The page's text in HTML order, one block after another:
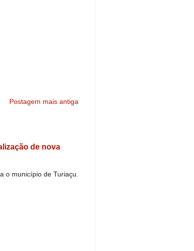
Postagem mais antiga
de nova
o município de Turiaçu.